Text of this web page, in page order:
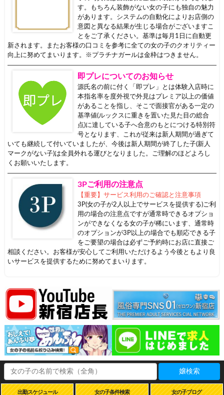
す。もちろん装飾がない女の子にも独自の魅力
があります。システムの自動化によりお店側の
意図と異なる結果が生じる場合がございますこ
とをご了承ください。基準は毎月1日に自動更
新されます。またお客様の口コミを参考に全ての女の子のクオリティー
向上に努めてまいります。※プラチナガールは金枠はつきません。
即プレについてのお知らせ
源氏名の前に付く「即プレ」とは体験入店時に
本指名率を度外視で外見はプレミア以上の価値
があることを指し、そこで面接官がある一定の
基準値(ルックスに重きを置いた見た目の総合
点)に達している子へ合意のもとにつける特別符
号となります、これが従来は新人期間が過ぎて
いても継続して付いていましたが、今後は新人期間が終了した子(新人
マークがない子)は全員外れる運びとなりました。ご理解のほどよろし
くお願いいたします。
3Pご利用の注意点
【重要】サービス利用のご確認と注意事項
3P(女の子が2人以上でサービスを提供する)ご利
用の場合の注意点ですが通常時できるオプショ
ンができなくなる女の子が稀にいます、通常時
のオプションが3P以上の場合でも順応できる子
をご要望の場合は必ずご予約時にお店に直接ご
相談ください。お客様が安心してご利用いただけるよう今後ともより良
いサービスを提供するために努めてまいります。
嬢検索
出勤スケジュール 女の子条件検索 女の子ブログ